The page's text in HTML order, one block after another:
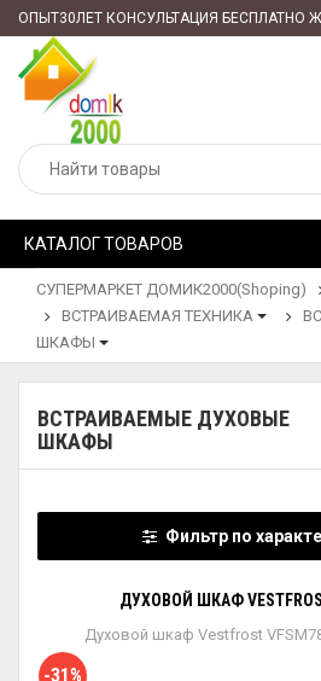
ОПЫТ30ЛЕТ КОНСУЛЬТАЦИЯ БЕСПЛАТНО
КАТАЛОГ ТОВАРОВ
СУПЕРМАРКЕТ ДОМИК2000(Shoping)
ВСТРАИВАЕМАЯ ТЕХНИКА
ШКАФЫ
ВСТРАИВАЕМЫЕ ДУХОВЫЕ
ШКАФЫ
Фильтр по
ДУХОВОЙ ШКАФ
Духовой шкаф Vestfrost
-31%